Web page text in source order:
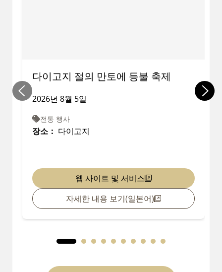
다이고지 절의 만토에 등불 축제
2026년 8월 5일
전통 행사
장소： 다이고지
웹 사이트 및 서비스
자세한 내용 보기(일본어)